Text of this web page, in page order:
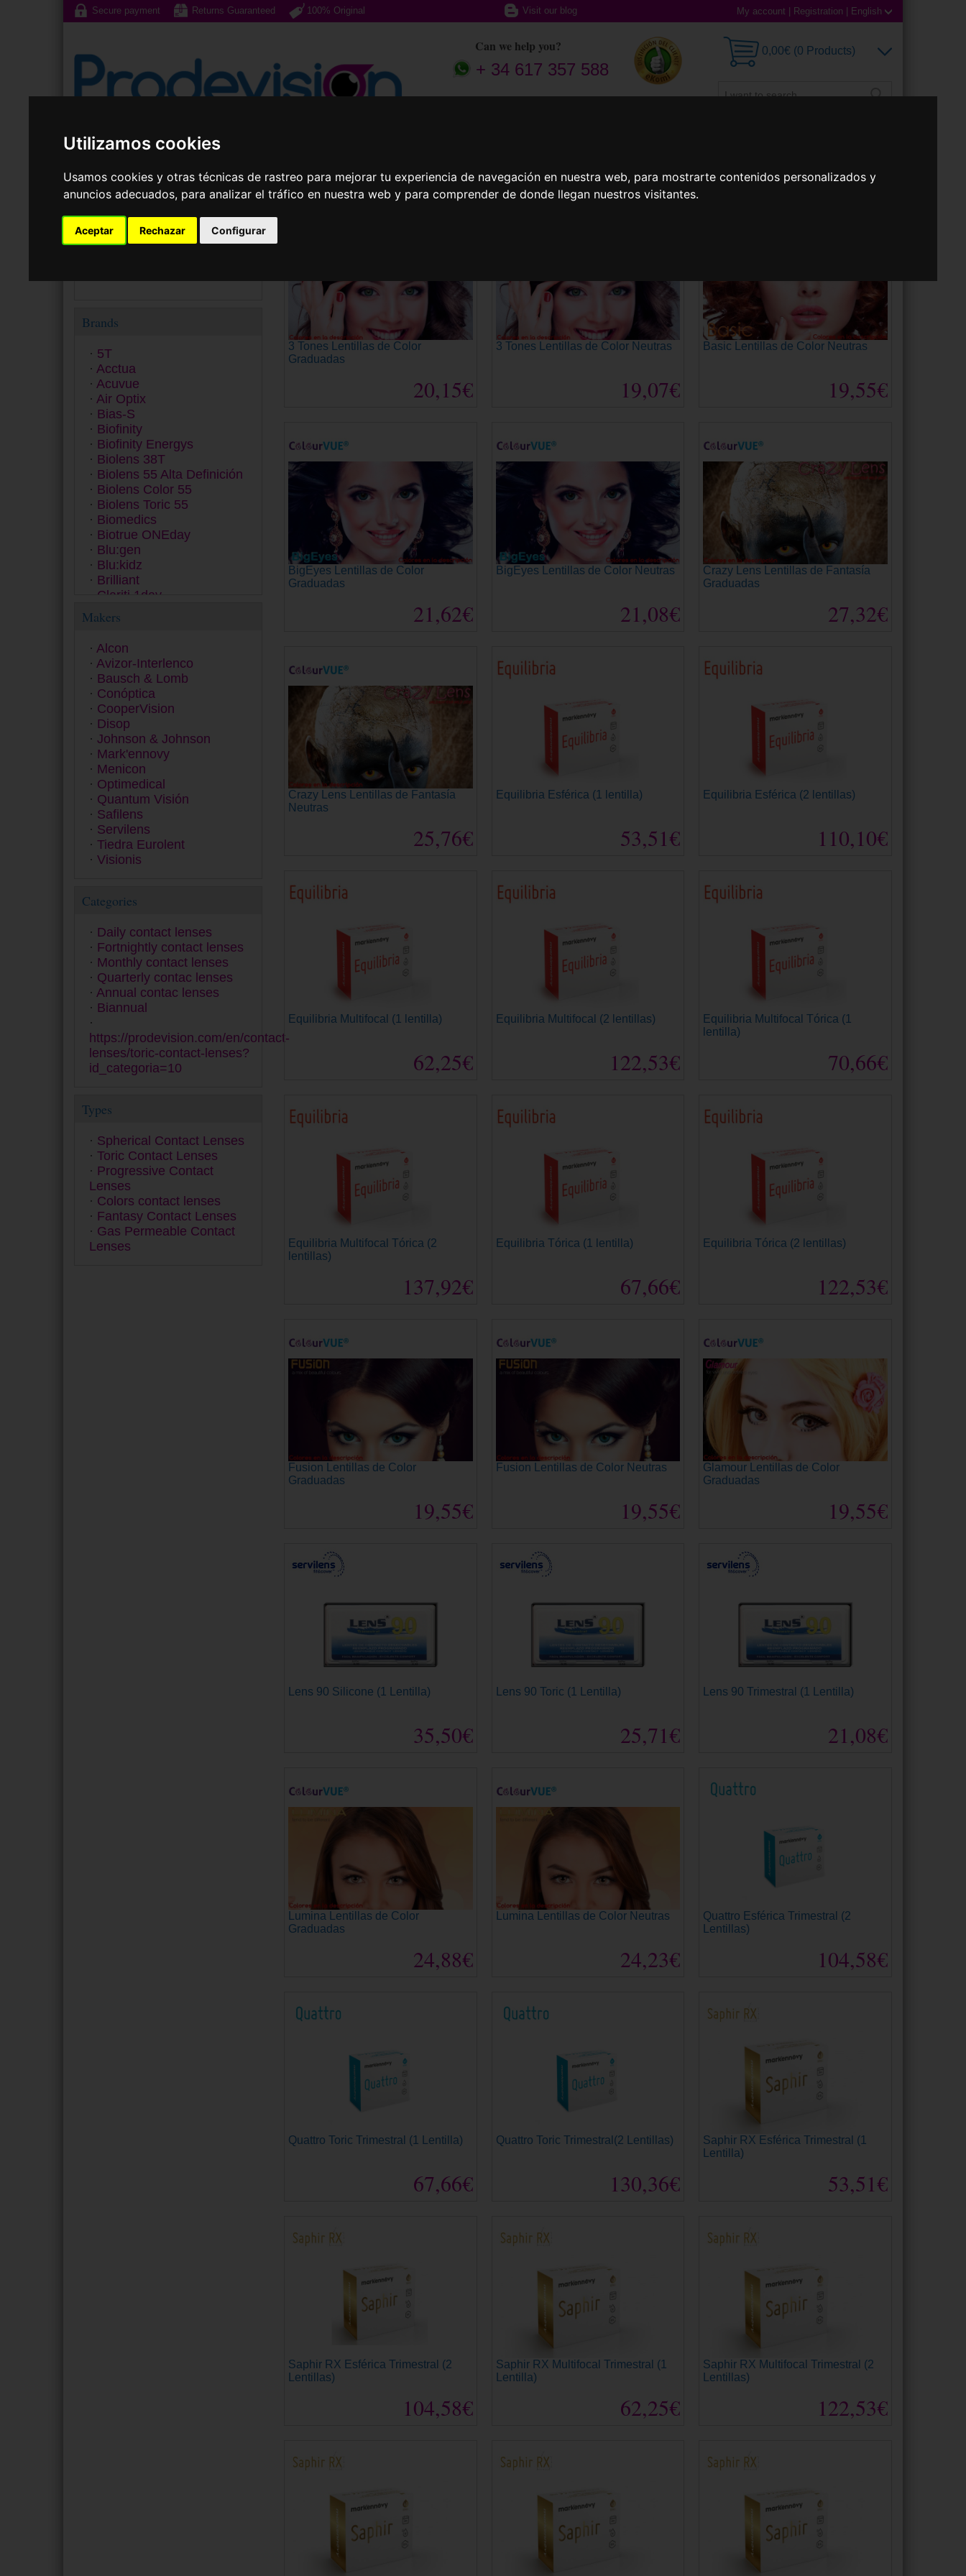
Utilizamos cookies
Usamos cookies y otras técnicas de rastreo para mejorar tu experiencia de navegación en nuestra web, para mostrarte contenidos personalizados y
anuncios adecuados, para analizar el tráfico en nuestra web y para comprender de donde llegan nuestros visitantes.
Aceptar Rechazar Configurar
Secure payment Returns Guaranteed 100% Original Visit our blog My account Registration English
Can we help you?
+ 34 617 357 588
0,00€ (0 Products)
Sunglasses
Your choice
Category: Quarterly contac lenses×
Brands
5T
Acctua
Acuvue
Air Optix
Bias-S
Biofinity
Biofinity Energys
Biolens 38T
Biolens 55 Alta Definición
Biolens Color 55
Biolens Toric 55
Biomedics
Biotrue ONEday
Blu:gen
Blu:kidz
Brilliant
Clariti 1day
Clear 38
ColourVUE
Contact
Dailies
Equilibria
ET 43
Exacta
Extrema
Eyesoft
Freshlook
Fusion
Gentle 59
Gentle 80
GP
Hidro Health
Horizont
Inno
Lens
MyDay
Myvision Júnior
Myvision Max
Premio
Proclear
PureVision
Quattro
Safe-Gel
Saphir
SofLens
SPH 5 Anual
Ultra
Makers
Alcon
Avizor-Interlenco
Bausch & Lomb
Conóptica
CooperVision
Disop
Johnson & Johnson
Mark'ennovy
Menicon
Optimedical
Quantum Visión
Safilens
Servilens
Tiedra Eurolent
Visionis
Categories
Daily contact lenses
Fortnightly contact lenses
Monthly contact lenses
Quarterly contac lenses
Annual contac lenses
Biannual
https://prodevision.com/en/contact-
lenses/toric-contact-lenses?
id_categoria=10
Types
Spherical Contact Lenses
Toric Contact Lenses
Progressive Contact
Lenses
Colors contact lenses
Fantasy Contact Lenses
Gas Permeable Contact
Lenses
Contact Lenses
3 Tones Lentillas de Color
Graduadas
20,15€
3 Tones Lentillas de Color Neutras
19,07€
Basic Lentillas de Color Neutras
19,55€
BigEyes Lentillas de Color
Graduadas
21,62€
BigEyes Lentillas de Color Neutras
21,08€
Crazy Lens Lentillas de Fantasía
Graduadas
27,32€
Crazy Lens Lentillas de Fantasía
Neutras
25,76€
Equilibria Esférica (1 lentilla)
53,51€
Equilibria Esférica (2 lentillas)
110,10€
Equilibria Multifocal (1 lentilla)
62,25€
Equilibria Multifocal (2 lentillas)
122,53€
Equilibria Multifocal Tórica (1
lentilla)
70,66€
Equilibria Multifocal Tórica (2
lentillas)
137,92€
Equilibria Tórica (1 lentilla)
67,66€
Equilibria Tórica (2 lentillas)
122,53€
Fusion Lentillas de Color
Graduadas
19,55€
Fusion Lentillas de Color Neutras
19,55€
Glamour Lentillas de Color
Graduadas
19,55€
Lens 90 Silicone (1 Lentilla)
35,50€
Lens 90 Toric (1 Lentilla)
25,71€
Lens 90 Trimestral (1 Lentilla)
21,08€
Lumina Lentillas de Color
Graduadas
24,88€
Lumina Lentillas de Color Neutras
24,23€
Quattro Esférica Trimestral (2
Lentillas)
104,58€
Quattro Toric Trimestral (1 Lentilla)
67,66€
Quattro Toric Trimestral(2 Lentillas)
130,36€
Saphir RX Esférica Trimestral (1
Lentilla)
53,51€
Saphir RX Esférica Trimestral (2
Lentillas)
104,58€
Saphir RX Multifocal Trimestral (1
Lentilla)
62,25€
Saphir RX Multifocal Trimestral (2
Lentillas)
122,53€